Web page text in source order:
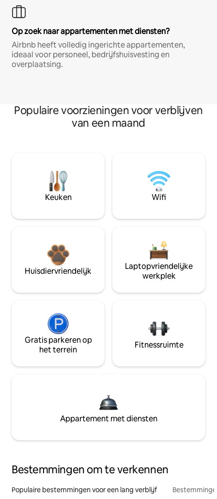
Op zoek naar appartementen met diensten?
Airbnb heeft volledig ingerichte appartementen,
ideaal voor personeel, bedrijfshuisvesting en
overplaatsing.
Populaire voorzieningen voor verblijven
van een maand
Keuken Wifi
Huisdiervriendelijk
Laptopvriendelijke
werkplek
Gratis parkeren op
het terrein
Fitnessruimte
Appartement met diensten
Bestemmingen om te verkennen
Populaire bestemmingen voor een lang verblijf